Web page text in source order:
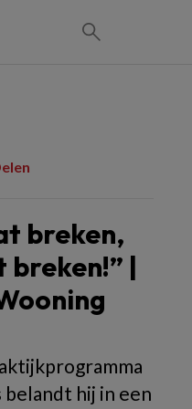
breken,
breken!” |
belandt hij in een